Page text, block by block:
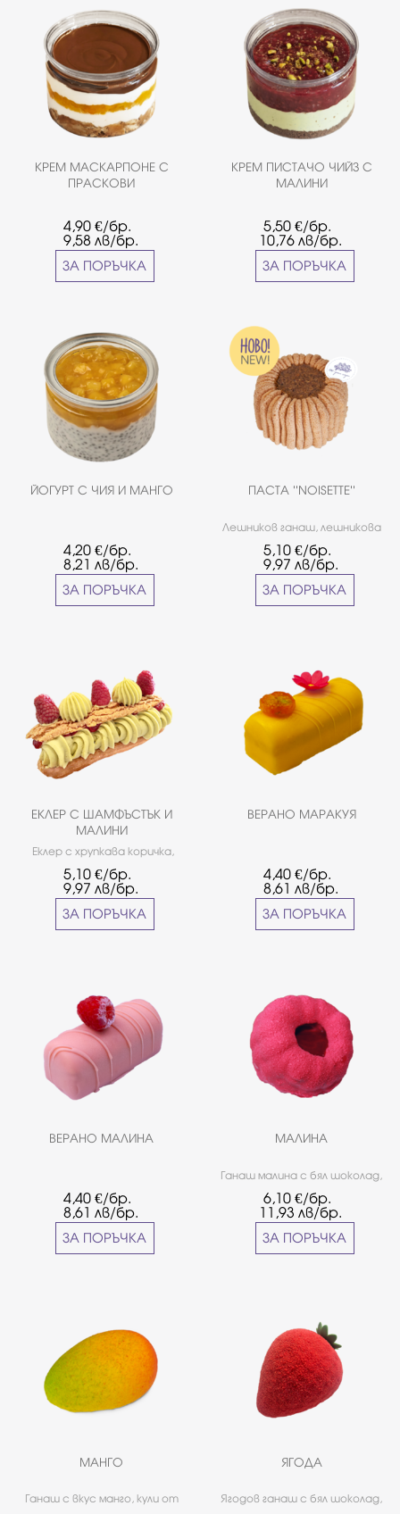
КРЕМ МАСКАРПОНЕ С
ПРАСКОВИ
4,90 €/бр.
9,58 лв/бр.
ЗА ПОРЪЧКА
КРЕМ ПИСТАЧО ЧИЙЗ С
МАЛИНИ
5,50 €/бр.
10,76лв/бр.
ЗА ПОРЪЧКА
ЙОГУРТ С ЧИЯ И МАНГО
4,20 €/бр.
8,21 лв/бр.
ЗА ПОРЪЧКА
ПАСТА ''NOISETTE''
Лешников ганаш, лешникова
крънч в сърцевината.Налична
от 01.09.2025
5,10 €/бр.
9,97 лв/бр.
ЗА ПОРЪЧКА
ЕКЛЕР С ШАМФЪСТЪК И
МАЛИНИ
Еклер с хрупкава коричка,
шоколад Callebaut и пресни
малини.
5,10 €/бр.
9,97 лв/бр.
ЗА ПОРЪЧКА
ВЕРАНО МАРАКУЯ
4,40 €/бр.
8,61 лв/бр.
ЗА ПОРЪЧКА
ВЕРАНО МАЛИНА
4,40 €/бр.
8,61 лв/бр.
ЗА ПОРЪЧКА
МАЛИНА
Ганаш малина с бял шоколад,
и заливка от бял шоколад.
6,10 €/бр.
11,93лв/бр.
ЗА ПОРЪЧКА
МАНГО
Ганаш с вкус манго, кули от
ЯГОДА
Ягодов ганаш с бял шоколад,